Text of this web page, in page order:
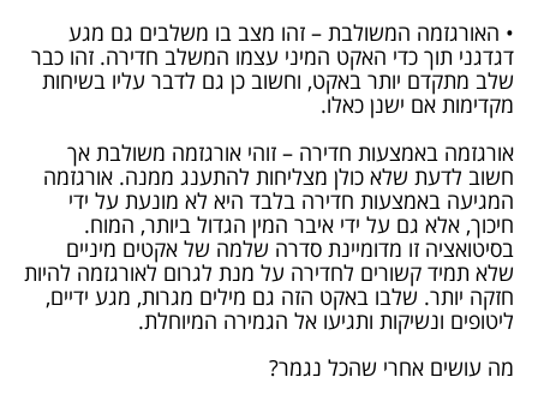
• האורגזמה המשולבת – זהו מצב בו משלבים גם מגע
דגדגני תוך כדי האקט המיני עצמו המשלב חדירה. זהו כבר
שלב מתקדם יותר באקט, וחשוב כן גם לדבר עליו בשיחות
מקדימות אם ישנן כאלו.
אורגזמה באמצעות חדירה – זוהי אורגזמה משולבת אך
חשוב לדעת שלא כולן מצליחות להתענג ממנה. אורגזמה
המגיעה באמצעות חדירה בלבד היא לא מונעת על ידי
חיכוך, אלא גם על ידי איבר המין הגדול ביותר, המוח.
בסיטואציה זו מדומיינת סדרה שלמה של אקטים מיניים
שלא תמיד קשורים לחדירה על מנת לגרום לאורגזמה להיות
חזקה יותר. שלבו באקט הזה גם מילים מגרות, מגע ידיים,
ליטופים ונשיקות ותגיעו אל הגמירה המיוחלת.
מה עושים אחרי שהכל נגמר?